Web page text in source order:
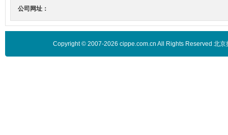
公司网址：
Copyright © 2007-2026 cippe.com.cn All Rights Reserved